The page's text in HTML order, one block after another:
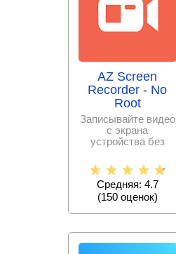
AZ Screen
Recorder - No
Root
Записывайте видео
с экрана
устройства без
хорошем качестве.
Снимайте
Средняя: 4.7
(150оценок)